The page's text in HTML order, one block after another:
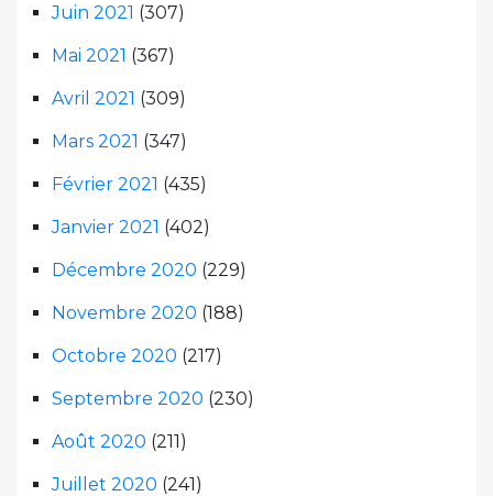
Juin 2021 (307)
Mai 2021 (367)
Avril 2021 (309)
Mars 2021 (347)
Février 2021 (435)
Janvier 2021 (402)
Décembre 2020 (229)
Novembre 2020 (188)
Octobre 2020 (217)
Septembre 2020 (230)
Août 2020 (211)
Juillet 2020 (241)